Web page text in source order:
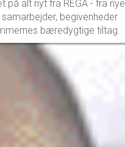
på alt nyt fra REGA - fra nye
begivenheder
bæredygtige tiltag.